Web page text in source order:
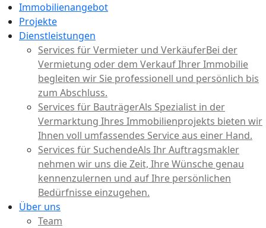
Immobilienangebot
Projekte
Dienstleistungen
Services für Vermieter und VerkäuferBei der
Vermietung oder dem Verkauf Ihrer Immobilie
begleiten wir Sie professionell und persönlich bis
zum Abschluss.
Services für BauträgerAls Spezialist in der
Vermarktung Ihres Immobilienprojekts bieten wir
Ihnen voll umfassendes Service aus einer Hand.
Services für SuchendeAls Ihr Auftragsmakler
nehmen wir uns die Zeit, Ihre Wünsche genau
kennenzulernen und auf Ihre persönlichen
Bedürfnisse einzugehen.
Über uns
Team